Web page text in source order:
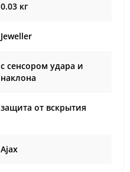
0.03 кг
Jeweller
с сенсором удара и
наклона
защита от вскрытия
Ajax